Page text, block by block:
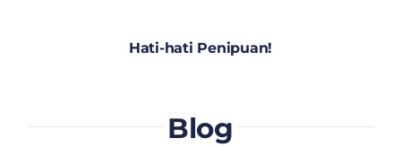
Hati-hati Penipuan!
Blog